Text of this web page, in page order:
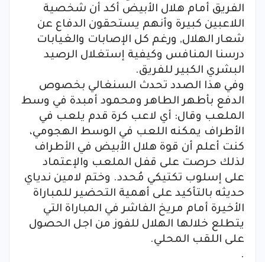
الفريق أمام هلال الأبيض أكد أن شخصية
اللاعبين كبيرة وأنهم يستحقون الدفاع عن
شعار الهلال, ورغم كل الإصابات والغيابات
درسنا المنافس وكيفية إستغلال الرصيد
البشري الكبير للفريق.
وفي هذا الصدد تحدث السنغالي بخصوص
الدفع بأطهر الطاهر ومحمود أمبدة في وسط
الملعب وقال: أي لاعب كرة قدم يلعب في
الأطراف يمكنه اللعب في الوسط الهجومي،
كنت أعلم أن قوة هلال الأبيض في الأطراف
لذلك حرصت على قفل الملعب والإعتماد
على إسلوب تكتيكي مُحدد. وختم لامين ندياي
حديثه بالتأكيد على أهمية التحضير للمباراة
الأخيرة أمام مريخ الفاشر في المباراة التي
يتطلع خلالها الهلال للفوز من اجل الحصول
على اللقب المحلي.
.